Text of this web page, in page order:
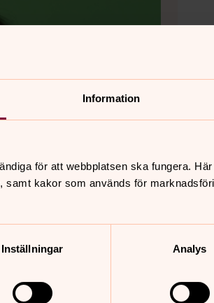
Information
för att webbplatsen ska fungera.
samt kakor som används för
Inställningar Analys